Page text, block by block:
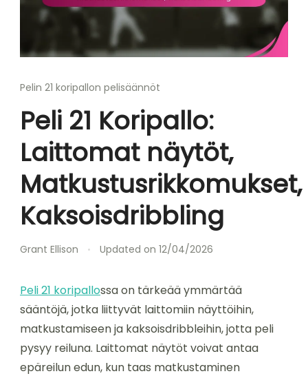
Pelin 21 koripallon pelisäännöt
Peli 21 Koripallo:
Laittomat näytöt,
Matkustusrikkomukset,
Kaksoisdribbling
Grant Ellison Updated on 12/04/2026
Peli 21 koripallossa on tärkeää ymmärtää
sääntöjä, jotka liittyvät laittomiin näyttöihin,
matkustamiseen ja kaksoisdribbleihin, jotta peli
pysyy reiluna. Laittomat näytöt voivat antaa
epäreilun edun, kun taas matkustaminen